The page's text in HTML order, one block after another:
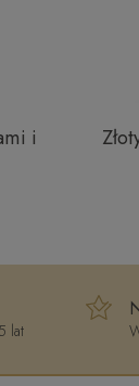
i
lat